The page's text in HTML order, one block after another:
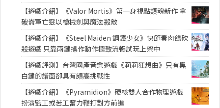
【遊戲介紹】《Valor Mortis》第一身視點類魂新作 拿
破崙軍亡靈以槍械劍與魔法殺敵
【遊戲介紹】《Steel Maiden 鋼鐵少女》快節奏肉鴿砍
殺遊戲 只靠兩鍵操作動作極致流暢試玩上架中
【遊戲評測】台灣國產音樂遊戲《莉莉狂想曲》只有黑
白鍵的譜面卻具有頗高挑戰性
【遊戲介紹】《Pyramidion》硬核雙人合作物理遊戲
扮演監工或苦工奮力鞭打對方前進